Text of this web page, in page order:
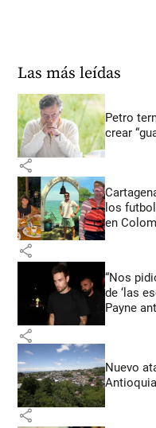
Las más leídas
Petro
crear
share
los
en
share
“Nos
de ‘las
Payne
share
Nuevo
share